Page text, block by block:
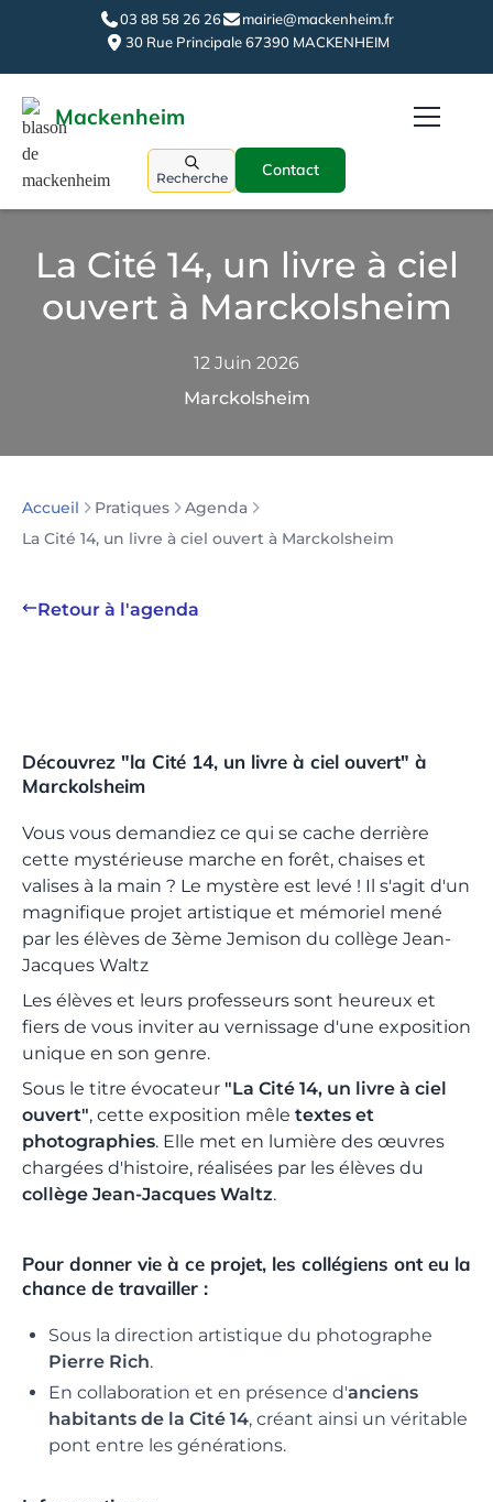
03 88 58 26 26
mairie@mackenheim.fr
30 Rue Principale 67390 MACKENHEIM
Mackenheim
Recherche Contact
La Cité 14, un livre à ciel
ouvert à Marckolsheim
12 Juin 2026
Marckolsheim
Accueil Pratiques
Agenda
La Cité 14, un livre à ciel ouvert à Marckolsheim
Retour à l'agenda
Découvrez "la Cité 14, un livre à ciel ouvert" à
Marckolsheim
Vous vous demandiez ce qui se cache derrière
cette mystérieuse marche en forêt, chaises et
valises à la main ? Le mystère est levé ! Il s'agit d'un
magnifique projet artistique et mémoriel mené
par les élèves de 3ème Jemison du collège Jean-
Jacques Waltz
Les élèves et leurs professeurs sont heureux et
fiers de vous inviter au vernissage d'une exposition
unique en son genre.
Sous le titre évocateur "La Cité 14, un livre à ciel
ouvert", cette exposition mêle textes et
photographies. Elle met en lumière des œuvres
chargées d'histoire, réalisées par les élèves du
collège Jean-Jacques Waltz.
Pour donner vie à ce projet, les collégiens ont eu la
chance de travailler :
Sous la direction artistique du photographe
Pierre Rich.
En collaboration et en présence d'anciens
habitants de la Cité 14, créant ainsi un véritable
pont entre les générations.